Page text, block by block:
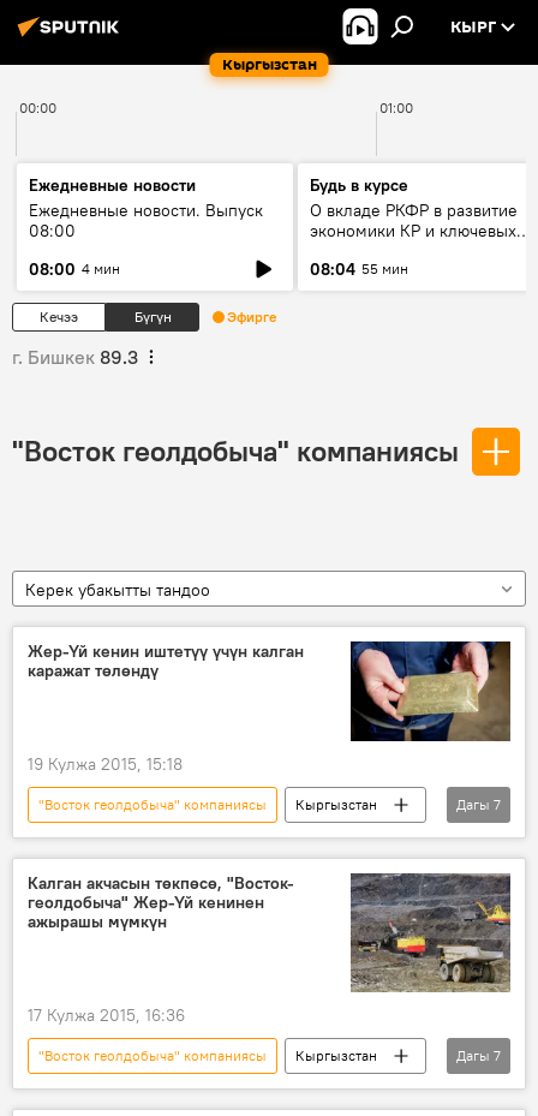
Кыргызстан
КЫРГ
00:00 01:00
Ежедневные новости
Ежедневные новости. Выпуск
08:00
08:00 4 мин
Будь в курсе
О вкладе РКФР в развитие
экономики КР и ключевых
08:04 55 мин
Кечээ Бүгүн Эфирге
г. Бишкек 89.3
"Восток геолдобыча" компаниясы
Керек убакытты тандоо
Жер-Үй кенин иштетүү үчүн калган
каражат төлөндү
19 Кулжа 2015, 15:18
"Восток геолдобыча" компаниясы
Кыргызстан
Коом
Жаңылыктар
Экономика
Геология жана минералдык ресурстар боюнча мамлекеттик агенттик
Дагы 7
Калган акчасын төкпөсө, "Восток-
геолдобыча" Жер-Үй кенинен
ажырашы мүмкүн
17 Кулжа 2015, 16:36
"Восток геолдобыча" компаниясы
Кыргызстан
Коом
Жаңылыктар
Экономика
Дагы 7